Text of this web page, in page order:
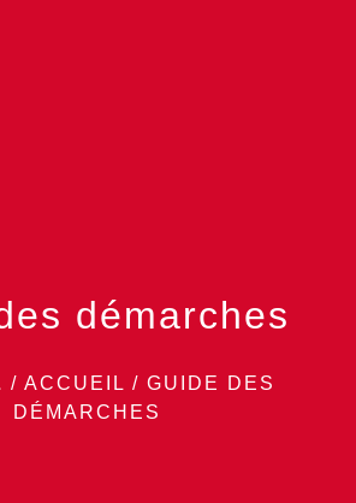
démarches
/ ACCUEIL / GUIDE DES
DÉMARCHES